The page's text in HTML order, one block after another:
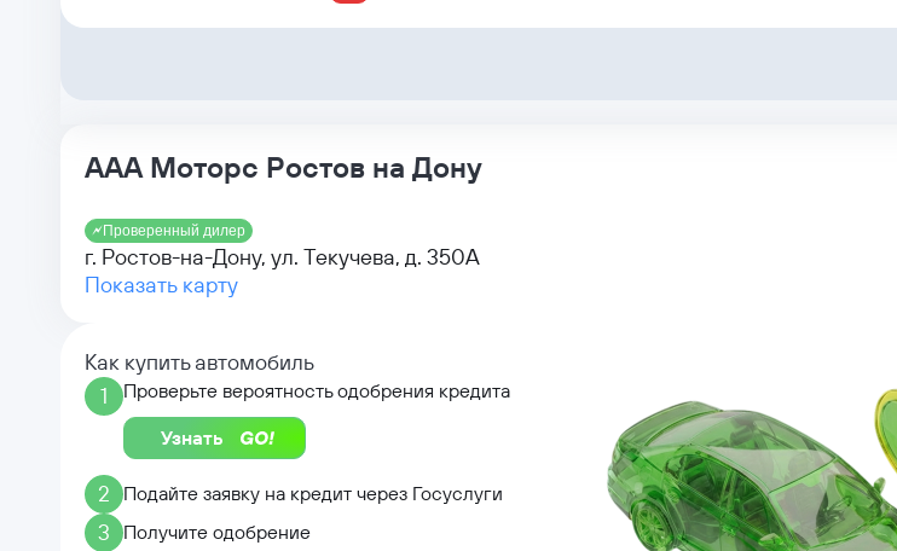
ААА Моторс Ростов на Дону
Проверенный дилер
г. Ростов-на-Дону, ул. Текучева, д. 350А
Показать карту
Как купить автомобиль
1
Проверьте вероятность одобрения кредита
Узнать
2 Подайте заявку на кредит через Госуслуги
3 Получите одобрение